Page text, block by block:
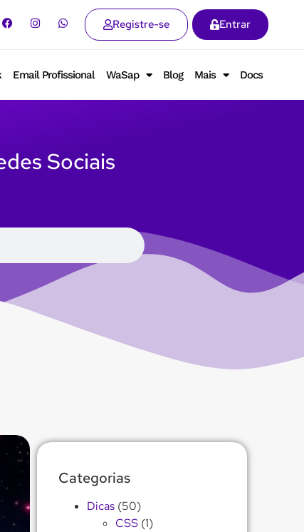
Registre-se Entrar
Email Profissional WaSap Blog Mais Docs
Sociais
Categorias
Dicas (50)
CSS (1)